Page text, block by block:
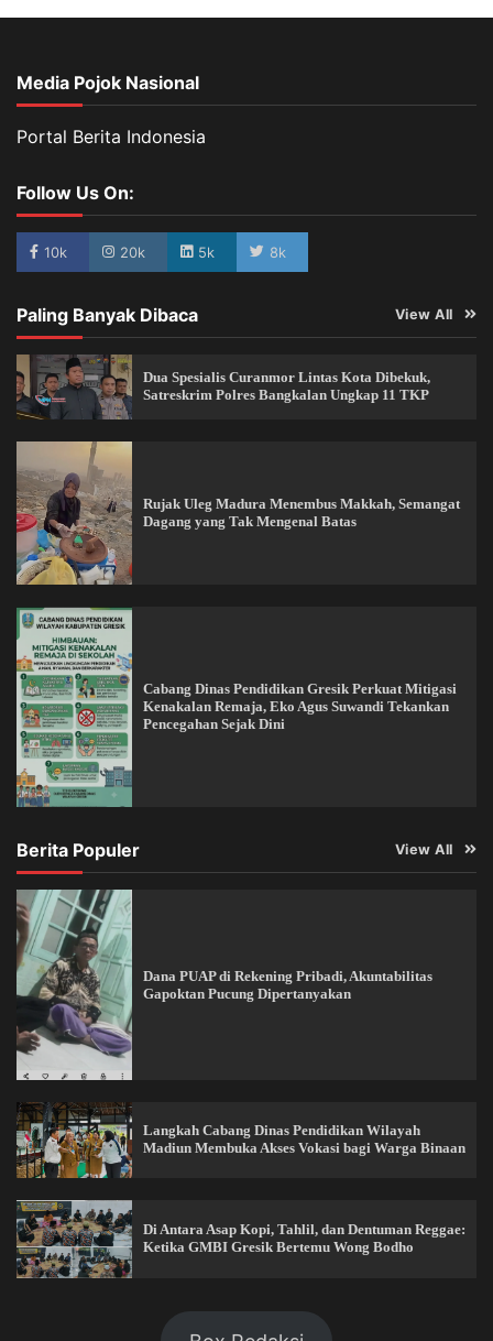
Media Pojok Nasional
Portal Berita Indonesia
Follow Us On:
10k 20k 5k 8k
Paling Banyak Dibaca View All
Dua Spesialis Curanmor Lintas Kota Dibekuk,
Satreskrim Polres Bangkalan Ungkap 11 TKP
Rujak Uleg Madura Menembus Makkah, Semangat
Dagang yang Tak Mengenal Batas
Cabang Dinas Pendidikan Gresik Perkuat Mitigasi
Kenakalan Remaja, Eko Agus Suwandi Tekankan
Pencegahan Sejak Dini
Berita Populer View All
Dana PUAP di Rekening Pribadi, Akuntabilitas
Gapoktan Pucung Dipertanyakan
Langkah Cabang Dinas Pendidikan Wilayah
Madiun Membuka Akses Vokasi bagi Warga Binaan
Di Antara Asap Kopi, Tahlil, dan Dentuman Reggae:
Ketika GMBI Gresik Bertemu Wong Bodho